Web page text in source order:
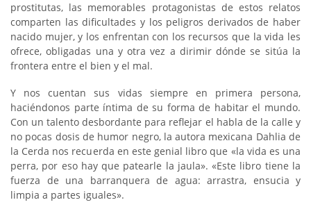
prostitutas, las memorables protagonistas de estos relatos
comparten las dificultades y los peligros derivados de haber
nacido mujer, y los enfrentan con los recursos que la vida les
ofrece, obligadas una y otra vez a dirimir dónde se sitúa la
frontera entre el bien y el mal.
Y nos cuentan sus vidas siempre en primera persona,
haciéndonos parte íntima de su forma de habitar el mundo.
Con un talento desbordante para reflejar el habla de la calle y
no pocas dosis de humor negro, la autora mexicana Dahlia de
la Cerda nos recuerda en este genial libro que «la vida es una
perra, por eso hay que patearle la jaula». «Este libro tiene la
fuerza de una barranquera de agua: arrastra, ensucia y
limpia a partes iguales».